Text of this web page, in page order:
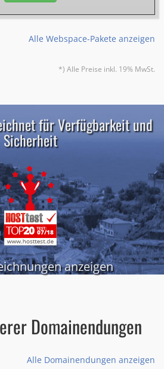
Alle Webspace-Pakete anzeigen
*) Alle Preise inkl. 19% MwSt.
für Verfügbarkeit und
Sicherheit
anzeigen
Domainendungen
Alle Domainendungen anzeigen